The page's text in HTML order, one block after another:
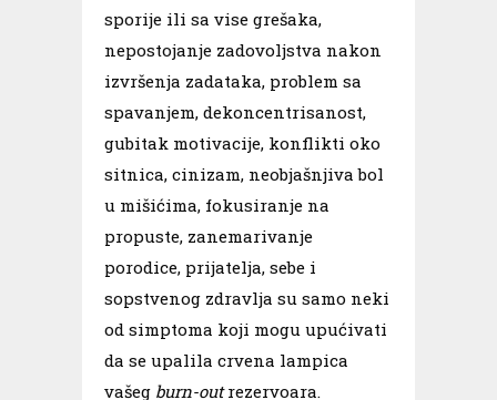
sporije ili sa vise grešaka,
nepostojanje zadovoljstva nakon
izvršenja zadataka, problem sa
spavanjem, dekoncentrisanost,
gubitak motivacije, konflikti oko
sitnica, cinizam, neobjašnjiva bol
u mišićima, fokusiranje na
propuste, zanemarivanje
porodice, prijatelja, sebe i
sopstvenog zdravlja su samo neki
od simptoma koji mogu upućivati
da se upalila crvena lampica
vašeg burn-outrezervoara.